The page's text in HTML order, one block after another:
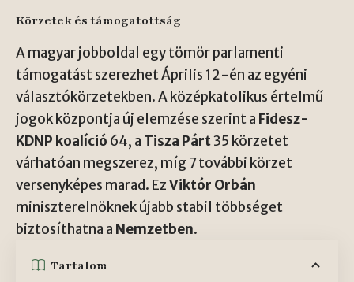
Körzetek és támogatottság
A magyar jobboldal egy tömör parlamenti
támogatást szerezhet Április 12-én az egyéni
választókörzetekben. A középkatolikus értelmű
jogok központja új elemzése szerint a Fidesz-
KDNP koalíció 64, a Tisza Párt35 körzetet
várhatóan megszerez, míg 7 további körzet
versenyképes marad. EzViktór Orbán
miniszterelnöknek újabb stabil többséget
biztosíthatna a Nemzetben.
Tartalom